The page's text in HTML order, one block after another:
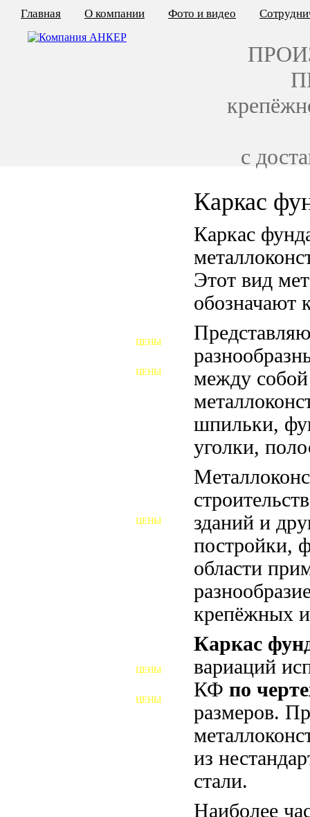
Каркас
Каркас
Этот вид
между
шпильки,
уголки,
зданий и
постройки,
области
крепёжных
Каркас
вариаций
КФ по
размеров.
из
стали.
Наиболее
ЦЕНЫ
ЦЕНЫ
ШАЙБЫ ФУНДАМЕНТНЫЕ
ЦЕНЫ
ЦЕНЫ
ЦЕНЫ
Главная О компании Фото и видео
с